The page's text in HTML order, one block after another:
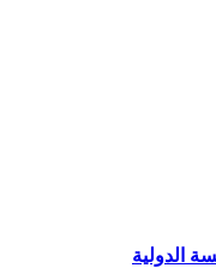
الدولية